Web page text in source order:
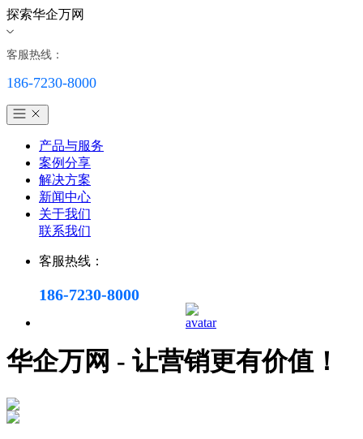
探索华企万网
客服热线：
186-7230-8000
产品与服务
案例分享
解决方案
新闻中心
关于我们
联系我们
客服热线：
186-7230-8000
华企万网 - 让营销更有价值！